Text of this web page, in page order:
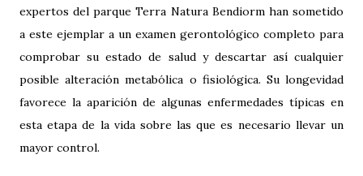
expertos del parque Terra Natura Bendiorm han sometido
a este ejemplar a un examen gerontológico completo para
comprobar su estado de salud y descartar así cualquier
posible alteración metabólica o fisiológica. Su longevidad
favorece la aparición de algunas enfermedades típicas en
esta etapa de la vida sobre las que es necesario llevar un
mayor control.